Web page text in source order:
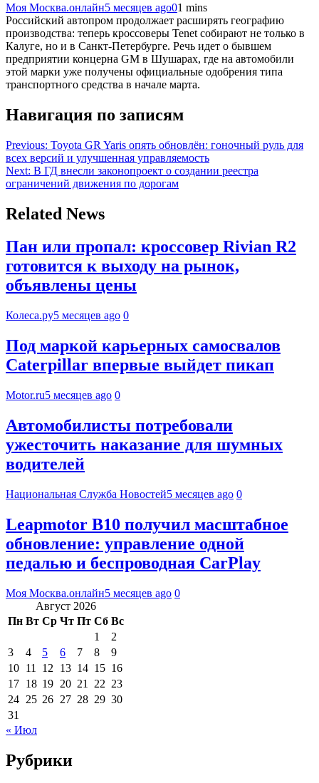
Моя Москва.онлайн5 месяцев ago01 mins
Российский автопром продолжает расширять географию
производства: теперь кроссоверы Tenet собирают не только в
Калуге, но и в Санкт-Петербурге. Речь идет о бывшем
предприятии концерна GM в Шушарах, где на автомобили
этой марки уже получены официальные одобрения типа
транспортного средства в начале марта.
Навигация по записям
Previous: Toyota GR Yaris опять обновлён: гоночный руль для
всех версий и улучшенная управляемость
Next: В ГД внесли законопроект о создании реестра
ограничений движения по дорогам
Related News
Пан или пропал: кроссовер Rivian R2
готовится к выходу на рынок,
объявлены цены
Колеса.ру5 месяцев ago 0
Под маркой карьерных самосвалов
Caterpillar впервые выйдет пикап
Motor.ru5 месяцев ago 0
Автомобилисты потребовали
ужесточить наказание для шумных
водителей
Национальная Служба Новостей5 месяцев ago 0
Leapmotor B10 получил масштабное
обновление: управление одной
педалью и беспроводная CarPlay
Моя Москва.онлайн5 месяцев ago 0
Август 2026
Пн Вт Ср Чт Пт Сб Вс
1
2
3
4 5 6 7 8
9
10 11 12 13 14 15 16
17 18 19 20 21 22 23
24 25 26 27 28 29 30
31
« Июл
Рубрики